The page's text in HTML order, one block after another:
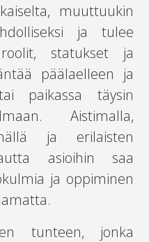
muuttuukin
ja tulee
statukset ja
päälaelleen ja
paikassa täysin
Aistimalla,
ja erilaisten
asioihin saa
ja oppiminen
tunteen, jonka